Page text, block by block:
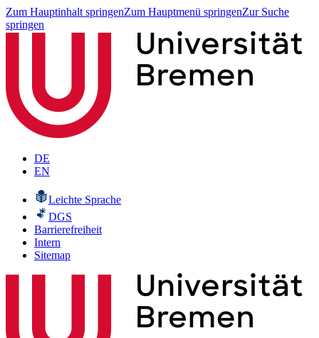
Zum Hauptinhalt springenZum Hauptmenü springenZur Suche
springen
DE
EN
Leichte Sprache
DGS
Barrierefreiheit
Intern
Sitemap